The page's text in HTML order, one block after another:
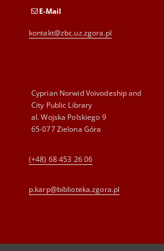
E-Mail
kontakt@zbc.uz.zgora.pl
Cyprian Norwid Voivodeship and
City Public Library
al. Wojska Polskiego 9
65-077 Zielona Góra
(+48) 68 453 26 06
p.karp@biblioteka.zgora.pl